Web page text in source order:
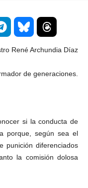
René Archundia Díaz
de generaciones.
si la conducta de
porque, según sea el
punición diferenciados
la comisión dolosa